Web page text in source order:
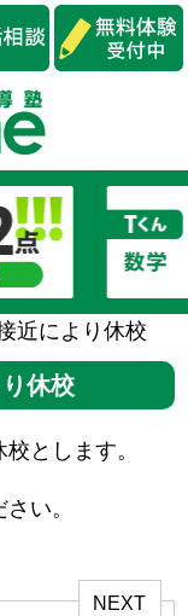
近により休校
休校
とします。
い。
NEXT